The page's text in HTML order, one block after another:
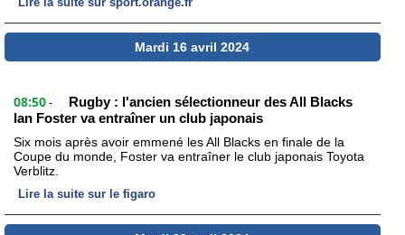
Mardi 16 avril 2024
08:50 -
Rugby : l'ancien sélectionneur des All Blacks
Ian Foster va entraîner un club japonais
Six mois après avoir emmené les All Blacks en finale de la
Coupe du monde, Foster va entraîner le club japonais Toyota
Verblitz.
Lire la suite sur le figaro